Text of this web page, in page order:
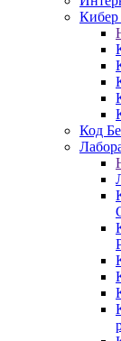
Кибер
Код